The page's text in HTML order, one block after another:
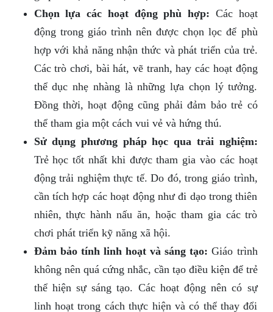
Chọn lựa các hoạt động phù hợp: Các hoạt
động trong giáo trình nên được chọn lọc để phù
hợp với khả năng nhận thức và phát triển của trẻ.
Các trò chơi, bài hát, vẽ tranh, hay các hoạt động
thể dục nhẹ nhàng là những lựa chọn lý tưởng.
Đồng thời, hoạt động cũng phải đảm bảo trẻ có
thể tham gia một cách vui vẻ và hứng thú.
Sử dụng phương pháp học qua trải nghiệm:
Trẻ học tốt nhất khi được tham gia vào các hoạt
động trải nghiệm thực tế. Do đó, trong giáo trình,
cần tích hợp các hoạt động như đi dạo trong thiên
nhiên, thực hành nấu ăn, hoặc tham gia các trò
chơi phát triển kỹ năng xã hội.
Đảm bảo tính linh hoạt và sáng tạo: Giáo trình
không nên quá cứng nhắc, cần tạo điều kiện để trẻ
thể hiện sự sáng tạo. Các hoạt động nên có sự
linh hoạt trong cách thực hiện và có thể thay đổi